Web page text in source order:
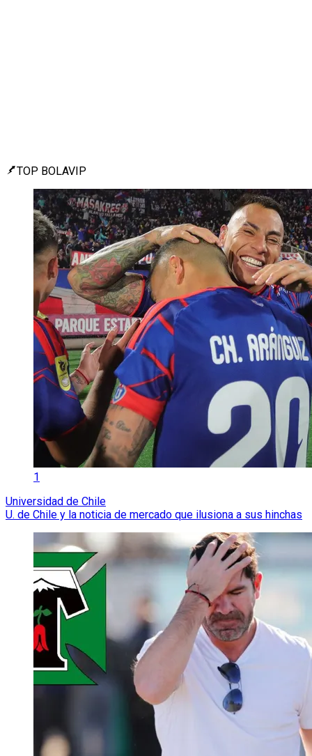
TOP BOLAVIP
1
Universidad de Chile
U. de Chile y la noticia de mercado que ilusiona a sus hinchas